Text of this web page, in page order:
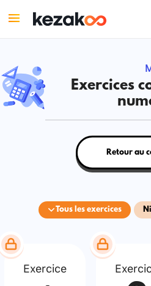
Exercices
Tous les exercices
Retour au
Exercice